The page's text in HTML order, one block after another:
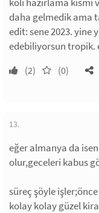
daha gelmedik ama
edit: sene 2023. yine
edebiliyorsun tropik.
(2) (0)
13.
eğer almanya da
olur,geceleri kabus
süreç şöyle
kolay kolay güzel